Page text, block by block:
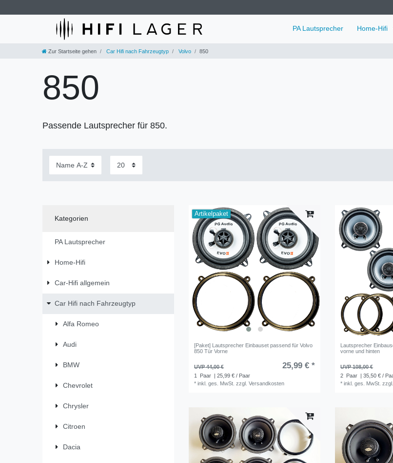
PA Lautsprecher Home-Hifi
Zur Startseite gehen Car Hifi nach Fahrzeugtyp Volvo 850
850
Passende Lautsprecher für 850.
Kategorien
PA Lautsprecher
Home-Hifi
Car-Hifi allgemein
Car Hifi nach Fahrzeugtyp
Alfa Romeo
Audi
BMW
Chevrolet
Chrysler
Citroen
Dacia
Artikelpaket
[Paket] Lautsprecher Einbauset passend für Volvo
850 Tür Vorne
UVP 44,00 € 25,99 € *
1 Paar | 25,99 € / Paar
*inkl. ges. MwSt. zzgl.Versandkosten
Lautsprecher
vorne und hinten
UVP 108,00 €
2 Paar | 35,50 € /
*inkl. ges. MwSt.